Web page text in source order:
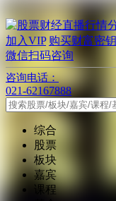
加入VIP 购买财富密钥
微信扫码咨询
咨询电话：
021-62167888
综合
股票
板块
嘉宾
课程